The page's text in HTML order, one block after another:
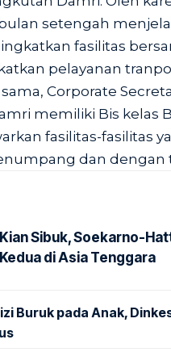
setengah
fasilitas
pelayanan
Corporate
memiliki Bis kelas
fasilitas-fasilitas
dan dengan
Kian Sibuk, Soekarno-
Kedua di Asia Tenggara
Buruk pada Anak,